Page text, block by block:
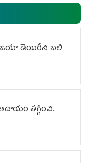
డెయిరీని బలి
తగ్గించి..